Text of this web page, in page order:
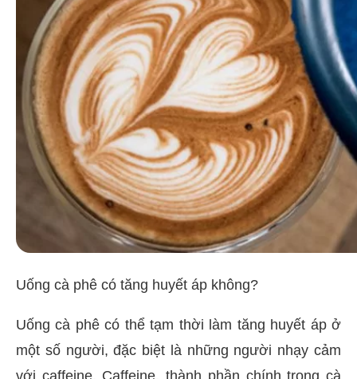
Uống cà phê có tăng huyết áp không?
Uống cà phê có thể tạm thời làm tăng huyết áp ở
một số người, đặc biệt là những người nhạy cảm